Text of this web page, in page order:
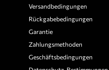
Versandbedingungen
Rückgabebedingungen
Garantie
Zahlungsmethoden
Geschäftsbedingungen